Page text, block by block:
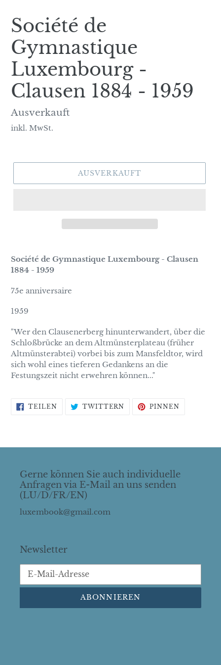
Société de
Gymnastique
Luxembourg -
Clausen 1884 - 1959
Normaler
Preis
Ausverkauft
inkl. MwSt.
AUSVERKAUFT
Société de Gymnastique Luxembourg - Clausen
1884 - 1959
75e anniversaire
1959
"Wer den Clausenerberg hinunterwandert, über die
Schloßbrücke an dem Altmünsterplateau (früher
Altmünsterabtei) vorbei bis zum Mansfeldtor, wird
sich wohl eines tieferen Gedankens an die
Festungszeit nicht erwehren können..."
TEILENAUF
FACEBOOK
TWITTERN AUF
TWITTER
PINNEN
Gerne können Sie auch individuelle
Anfragen via E-Mail an uns senden
(LU/D/FR/EN)
luxembook@gmail.com
Newsletter
ABONNIEREN